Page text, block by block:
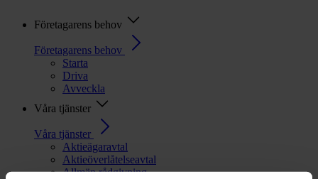
Företagarens behov
Företagarens behov
Starta
Driva
Avveckla
Våra tjänster
Våra tjänster
Aktieägaravtal
Aktieöverlåtelseavtal
Allmän rådgivning